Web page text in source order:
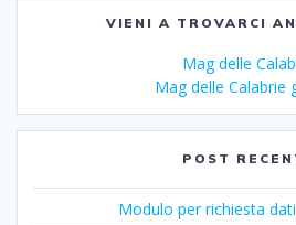
VIENI A TROVARCI
Mag delle
Mag delle Calabrie
POST
Modulo per richiesta